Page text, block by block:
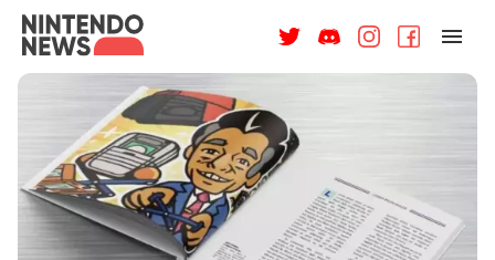
NAGRODY
NEWSY
RECENZJE
ARTYKUŁY